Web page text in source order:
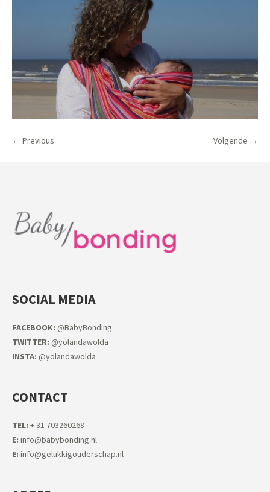
← Previous Volgende →
SOCIAL MEDIA
FACEBOOK: @BabyBonding
TWITTER: @yolandawolda
INSTA: @yolandawolda
CONTACT
TEL: + 31 703260268
E: info@babybonding.nl
E: info@gelukkigouderschap.nl